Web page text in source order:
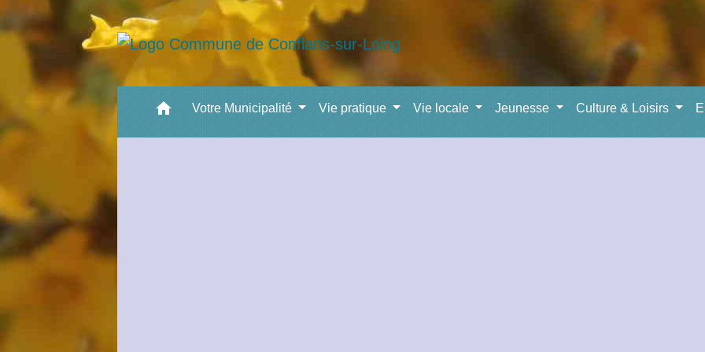
home Votre Municipalité Vie pratique Vie locale Jeunesse Culture & Loisirs